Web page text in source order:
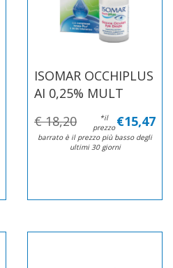
ISOMAR OCCHIPLUS
AI 0,25% MULT
€ 18,20 €15,47
*il
prezzo
barrato è il prezzo più basso degli
ultimi 30 giorni